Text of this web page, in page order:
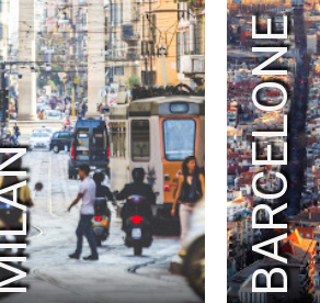
SAINT LAURENT
SATELLITE PARIS
SAVOIR FAIRE
SECOURS ISLAMIQUE FRANCE
SELECTOUR
SEPHORA
SÉZANE
SHAZAM
SMART
SNIPES
SOBIESKI
SODASTREAM
SONIA RYKIEL
SONY INTERACTIVE ENTERTAINMENT
SPEEDEAL
STAGE ENTERTAINMENT
STRAVA
SURCOUF
BARCELONE